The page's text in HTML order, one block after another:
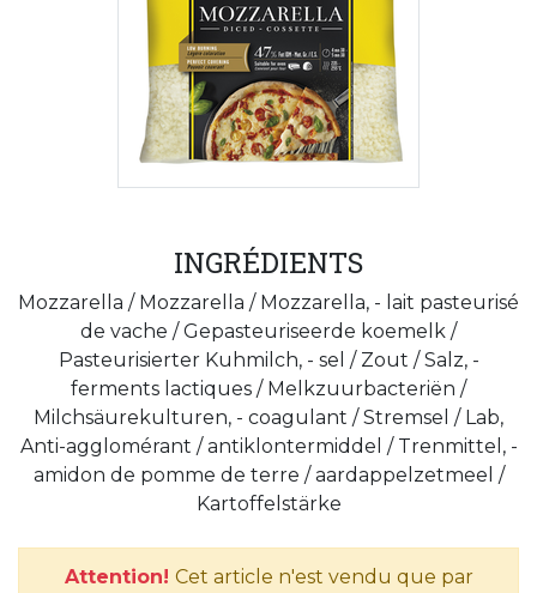
INGRÉDIENTS
Mozzarella / Mozzarella / Mozzarella, - lait pasteurisé
de vache / Gepasteuriseerde koemelk /
Pasteurisierter Kuhmilch, - sel / Zout / Salz, -
ferments lactiques / Melkzuurbacteriën /
Milchsäurekulturen, - coagulant / Stremsel / Lab,
Anti-agglomérant / antiklontermiddel / Trenmittel, -
amidon de pomme de terre / aardappelzetmeel /
Kartoffelstärke
Attention! Cet article n'est vendu que par